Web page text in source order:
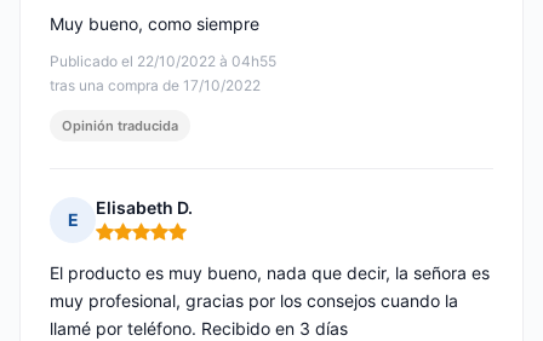
Publicado el 22/10/2022 à 04h55
tras una compra de 17/10/2022
Muy bueno, como siempre
Opinión traducida
E
Elisabeth D.
Nota: 5 de 5
El producto es muy bueno, nada que decir, la señora es
muy profesional, gracias por los consejos cuando la
llamé por teléfono. Recibido en 3 días